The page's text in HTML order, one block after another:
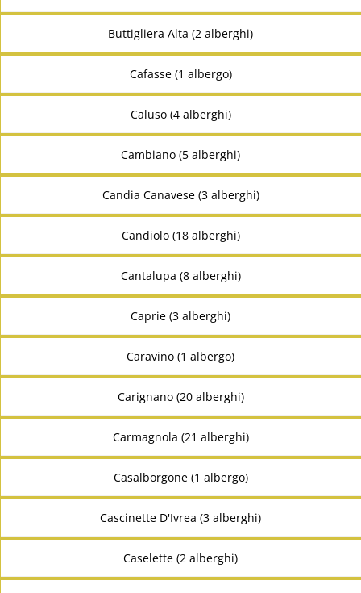
Buttigliera Alta (2 alberghi)
Cafasse (1 albergo)
Caluso (4 alberghi)
Cambiano (5 alberghi)
Candia Canavese (3 alberghi)
Candiolo (18 alberghi)
Cantalupa (8 alberghi)
Caprie (3 alberghi)
Caravino (1 albergo)
Carignano (20 alberghi)
Carmagnola (21 alberghi)
Casalborgone (1 albergo)
Cascinette D'Ivrea (3 alberghi)
Caselette (2 alberghi)